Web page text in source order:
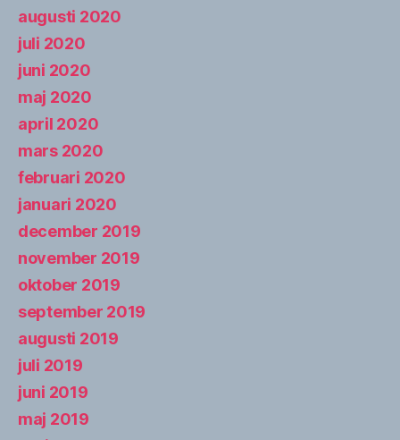
augusti 2020
juli 2020
juni 2020
maj 2020
april 2020
mars 2020
februari 2020
januari 2020
december 2019
november 2019
oktober 2019
september 2019
augusti 2019
juli 2019
juni 2019
maj 2019